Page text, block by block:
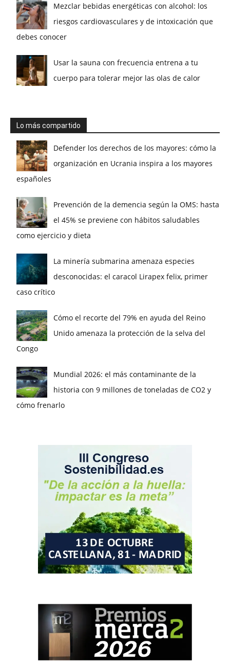
Mezclar bebidas energéticas con alcohol: los
riesgos cardiovasculares y de intoxicación que
debes conocer
Usar la sauna con frecuencia entrena a tu
cuerpo para tolerar mejor las olas de calor
Lo más compartido
Defender los derechos de los mayores: cómo la
organización en Ucrania inspira a los mayores
españoles
Prevención de la demencia según la OMS: hasta
el 45% se previene con hábitos saludables
como ejercicio y dieta
La minería submarina amenaza especies
desconocidas: el caracol Lirapex felix, primer
caso crítico
Cómo el recorte del 79% en ayuda del Reino
Unido amenaza la protección de la selva del
Congo
Mundial 2026: el más contaminante de la
historia con 9 millones de toneladas de CO2 y
cómo frenarlo